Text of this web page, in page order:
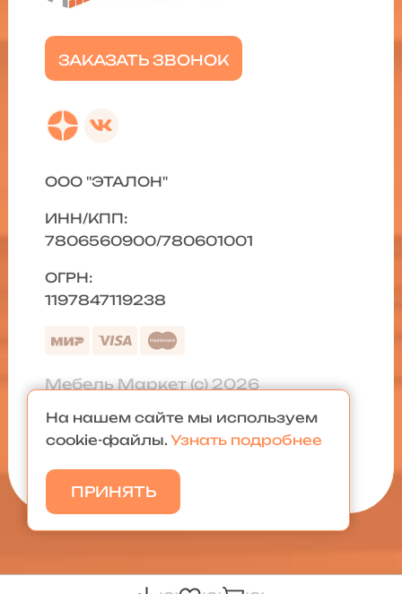
ЗАКАЗАТЬ ЗВОНОК
ООО "ЭТАЛОН"
ИНН/КПП:
7806560900/780601001
ОГРН:
1197847119238
Мебель Маркет (с) 2026
Политика конфиденциальности
Карта сайта
На нашем сайте мы используем
cookie-файлы. Узнать подробнее
ПРИНЯТЬ